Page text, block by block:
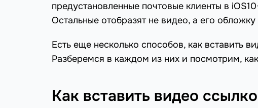
предустановленные почтовые клиенты в
Остальные отобразят не видео, а его
Есть еще несколько способов, как вставить
Разберемся в каждом из них и посмотрим,
Как вставить видео